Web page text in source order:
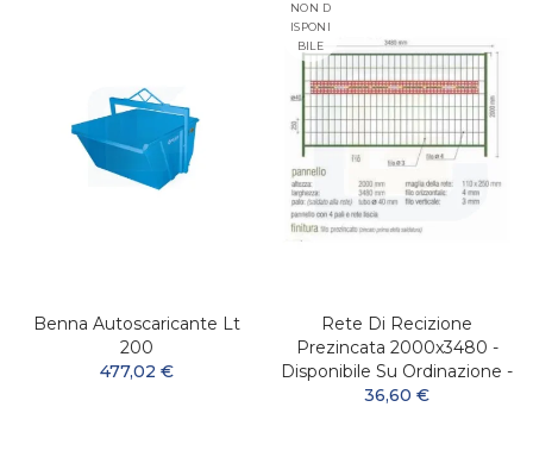
Benna Autoscaricante Lt
200
477,02 €
NON D
ISPONI
BILE
Rete Di Recizione
Prezincata 2000x3480 -
Disponibile Su Ordinazione -
36,60 €